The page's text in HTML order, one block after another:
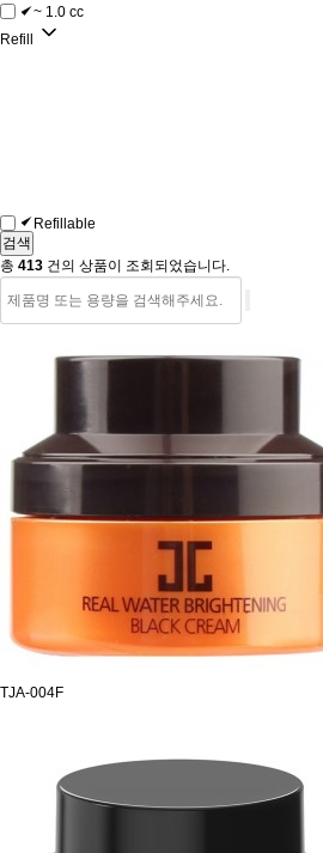
~ 1.0 cc
Refill
Refillable
총 413 건의 상품이 조회되었습니다.
TJA-004F